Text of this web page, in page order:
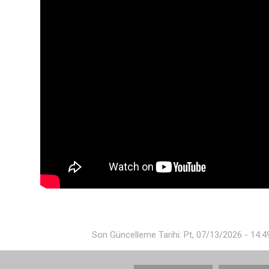
Son Güncelleme Tarihi: Pt, 07/13/2026 -